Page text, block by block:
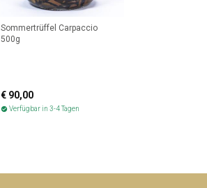
Sommertrüffel Carpaccio
500g
€ 90,00
check_circle Verfügbar in 3-4 Tagen